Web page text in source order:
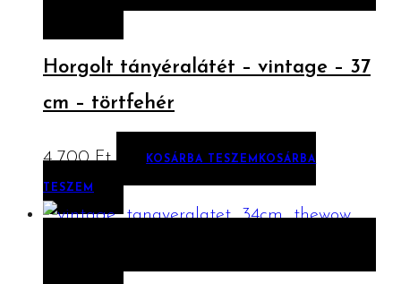
Horgolt tányéralátét – vintage – 37
cm – törtfehér
4 700Ft KOSÁRBA TESZEM KOSÁRBA
TESZEM